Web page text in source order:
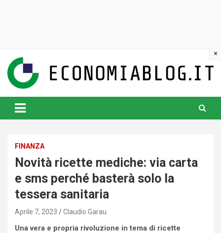
content
www.economiablog.it
FINANZA
Novità ricette mediche: via carta
e sms perché basterà solo la
tessera sanitaria
Aprile 7, 2023 Claudio Garau
Una vera e propria rivoluzione in tema di ricette